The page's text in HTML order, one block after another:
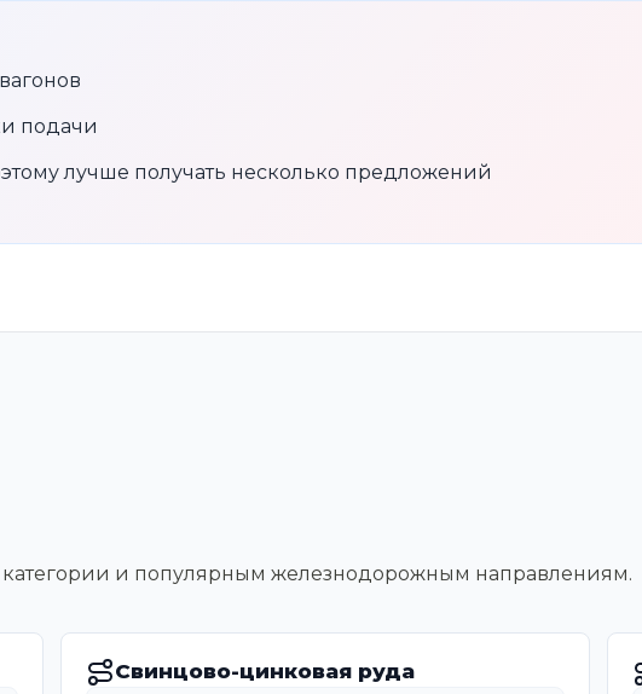
подачи
лучше получать несколько предложений
и популярным железнодорожным направлениям.
Свинцово-цинковая руда